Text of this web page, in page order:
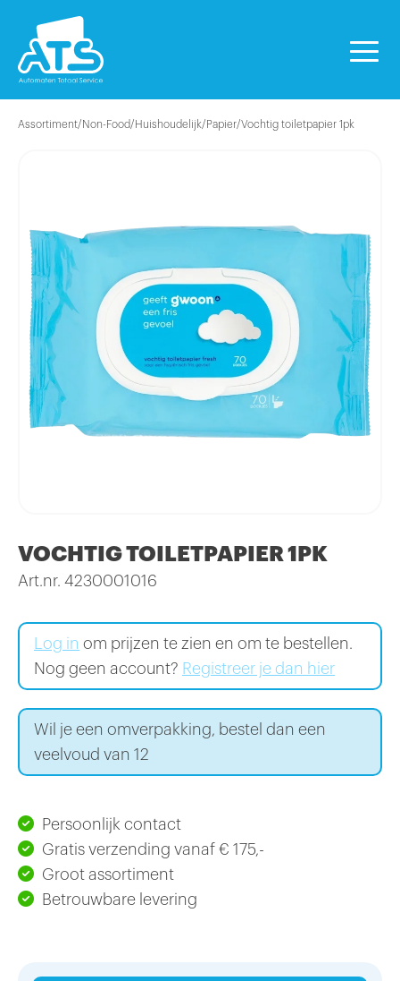
Assortiment/Non-Food/Huishoudelijk/Papier/Vochtig toiletpapier 1pk
VOCHTIG TOILETPAPIER 1PK
Art.nr. 4230001016
Log in om prijzen te zien en om te bestellen.
Nog geen account? Registreer je dan hier
Wil je een omverpakking, bestel dan een
veelvoud van 12
Persoonlijk contact
Gratis verzending vanaf € 175,-
Groot assortiment
Betrouwbare levering